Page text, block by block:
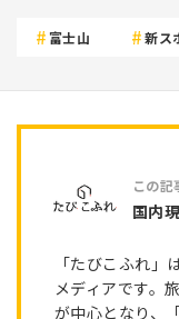
富士山 新ス
国内
「たびこふれ
メディアです。
が中心となり、